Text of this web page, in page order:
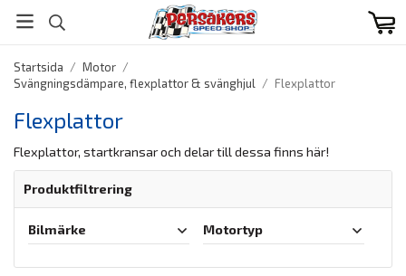
Startsida / Motor /
Svängningsdämpare, flexplattor & svänghjul / Flexplattor
Flexplattor
Flexplattor, startkransar och delar till dessa finns här!
Produktfiltrering
Bilmärke Motortyp